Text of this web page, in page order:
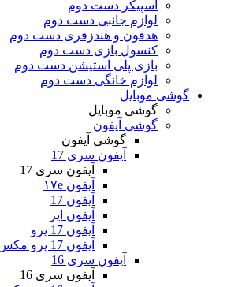
اسپیکر دست دوم
لوازم جانبی دست دوم
هدفون و هندزفری دست دوم
کنسول بازی دست دوم
بازی پلی استیشن دست دوم
لوازم خانگی دست دوم
گوشی موبایل
گوشی موبایل
گوشی آیفون
گوشی آیفون
آیفون سری 17
آیفون سری 17
آیفون ۱۷e
آیفون 17
آیفون ایر
آیفون 17 پرو
آیفون 17 پرو مکس
آیفون سری 16
آیفون سری 16